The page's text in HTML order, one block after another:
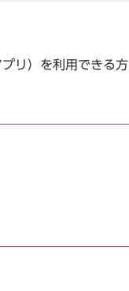
リ）を利用できる方